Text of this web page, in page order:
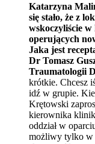
Katarzyna
się stało, że z
wskoczyliście
operujących
Jaka jest
Dr Tomasz
Traumatologii
krótkie. Chcesz
idź w grupie.
Krętowski
kierownika
oddział w
możliwy tylko w